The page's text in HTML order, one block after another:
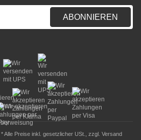
ABONNIEREN
* Alle Preise inkl. gesetzlicher USt., zzgl. Versand